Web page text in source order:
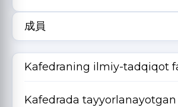
成員
Kafedraning ilmiy-tadqiqot
Kafedrada tayyorlanayotgan